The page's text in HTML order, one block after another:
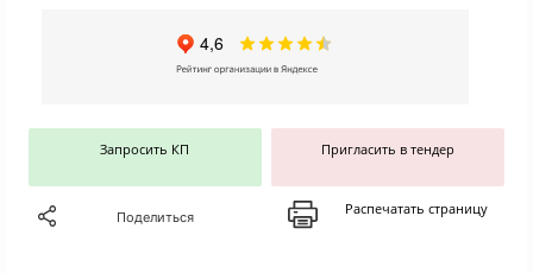
Запросить КП Пригласить в тендер
Поделиться Распечатать страницу